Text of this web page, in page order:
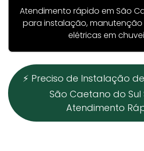
Atendimento rápido em São
para instalação, manutenção
elétricas em
⚡ Preciso de Instalação
São Caetano do Sul
Atendimento